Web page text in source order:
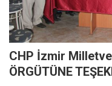
CHP İzmir
ÖRGÜTÜNE